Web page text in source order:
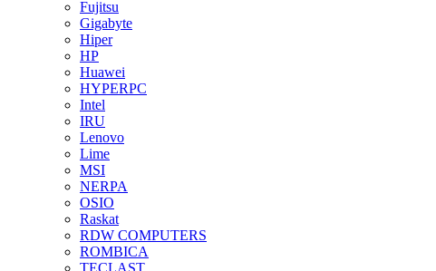
Fujitsu
Gigabyte
Hiper
HP
Huawei
HYPERPC
Intel
IRU
Lenovo
Lime
MSI
NERPA
OSIO
Raskat
RDW COMPUTERS
ROMBICA